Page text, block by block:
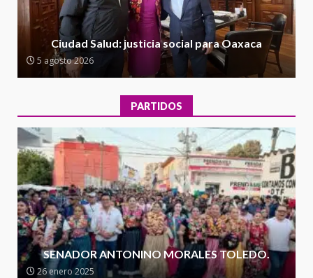
3
Encuentro de Ariadna Montiel
con el Gobernador Salomón Jara
Cruz reafirma la consolidación
de la transformación en
territorio oaxaqueño
30 julio 2026
4
presencia institucional en San
Juan Mazatlán
20 julio 2026
5
Sanciona Municipio de Oaxaca
de Juárez caso de maltrato
animal tras denuncia ciudadana
16 julio 2026
Ciudad Salud: justicia social para Oaxaca
5 agosto 2026
PARTIDOS
SENADOR ANTONINO MORALES TOLEDO.
26 enero 2025